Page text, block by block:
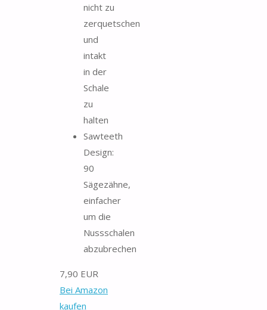
nicht zu
zerquetschen
und
intakt
in der
Schale
zu
halten
Sawteeth
Design:
90
Sägezähne,
einfacher
um die
Nussschalen
abzubrechen
7,90 EUR
Bei Amazon
kaufen